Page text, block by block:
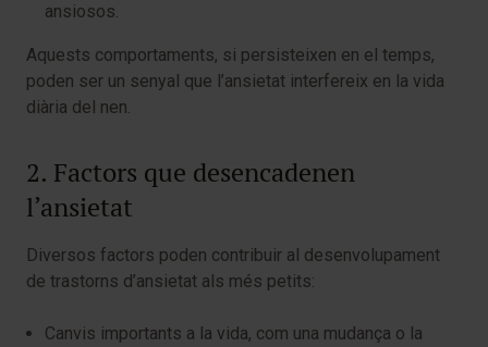
ansiosos.
Aquests comportaments, si persisteixen en el temps,
poden ser un senyal que l’ansietat interfereix en la vida
diària del nen.
2. Factors que desencadenen
l’ansietat
Diversos factors poden contribuir al desenvolupament
de trastorns d’ansietat als més petits:
Canvis importants a la vida, com una mudança o la